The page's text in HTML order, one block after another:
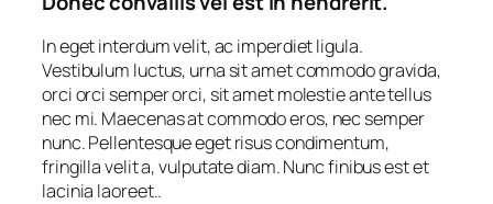
In eget interdum velit, ac imperdiet ligula.
Vestibulum luctus, urna sit amet commodo gravida,
orci orci semper orci, sit amet molestie ante tellus
nec mi. Maecenas at commodo eros, nec semper
nunc. Pellentesque eget risus condimentum,
fringilla velit a, vulputate diam. Nunc finibus est et
lacinia laoreet..